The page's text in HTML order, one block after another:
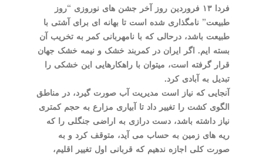
فردا ۱۳ فروردین روز آخر جشن های نوروزی “روز
طبیعت” نامگذاری شده است تا بهانه ای برای آشتی با
طبیعت باشد، درحالی که با نامهربانی کمر به تخریب آن
بسته ایم. اگر ایران در کمربند خشک و نیمه خشک جهان
قرار گرفته است، میتوان با راهکارهایی این خشکی را
تبدیل به آبادی کرد.
آنجایی که نیاز است مدیریت آب صورت گیرد، در مناطق
الگوی کشت را تغییر داد تا آبیاری مزارع به حجم کمتری
نیاز داشته باشد، دست درازی به اراضی جنگلی را که
ریه های زمین به حساب می آید، متوقف کرد و به
صورت کلی اجازه ندهیم که قربانی اول تغییر اقلیم،